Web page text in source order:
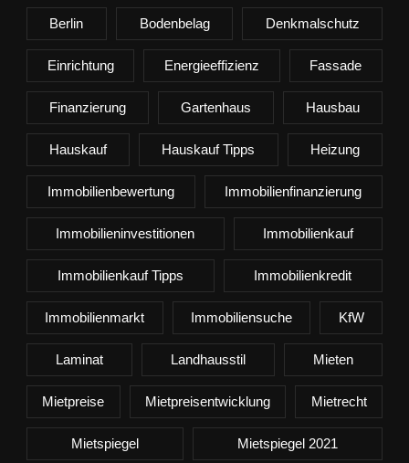
Berlin Bodenbelag Denkmalschutz
Einrichtung Energieeffizienz Fassade
Finanzierung Gartenhaus Hausbau
Hauskauf Hauskauf Tipps Heizung
Immobilienbewertung Immobilienfinanzierung
Immobilieninvestitionen Immobilienkauf
Immobilienkauf Tipps Immobilienkredit
Immobilienmarkt Immobiliensuche KfW
Laminat Landhausstil Mieten
Mietpreise Mietpreisentwicklung Mietrecht
Mietspiegel Mietspiegel 2021